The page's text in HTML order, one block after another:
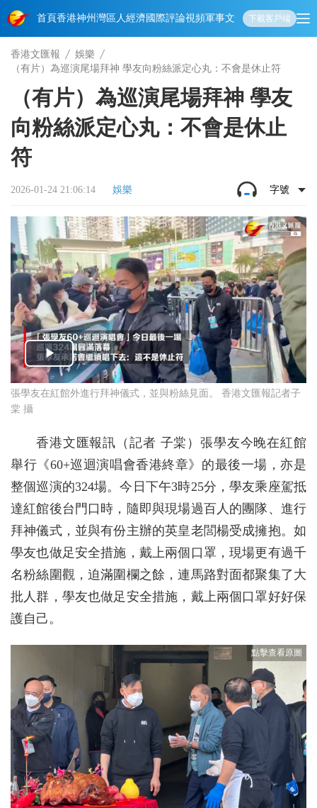
首頁香港神州 灣區人經濟國際評論視頻軍事文化 娛樂生活教育體
下載客戶端
香港文匯報
娛樂
（有片）為巡演尾場拜神 學友向粉絲派定心丸：不會是休止符
（有片）為巡演尾場拜神 學友
向粉絲派定心丸：不會是休止
符
2026-01-24 21:06:14 娛樂 字號
張學友在紅館外進行拜神儀式，並與粉絲見面。 香港文匯報記者子
棠 攝
香港文匯報訊（記者 子棠）張學友今晚在紅館
舉行《60+巡迴演唱會香港終章》的最後一場，亦是
整個巡演的324場。今日下午3時25分，學友乘座駕抵
達紅館後台門口時，隨即與現場過百人的團隊、進行
拜神儀式，並與有份主辦的英皇老閭楊受成擁抱。如
學友也做足安全措施，戴上兩個口罩，現場更有過千
名粉絲圍觀，迫滿圍欄之餘，連馬路對面都聚集了大
批人群，學友也做足安全措施，戴上兩個口罩好好保
護自己。